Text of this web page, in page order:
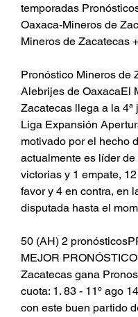
temporadas
Oaxaca-Mineros de
Mineros de Zacatecas
Pronóstico Mineros de
Alebrijes de OaxacaEl
Zacatecas llega a la 4ª
Liga Expansión
motivado por el hecho
actualmente es líder
victorias y 1 empate,
favor y 4 en contra, en
disputada hasta el
50 (AH) 2
MEJOR
Zacatecas gana
cuota: 1. 83 - 11º ago
con este buen partido